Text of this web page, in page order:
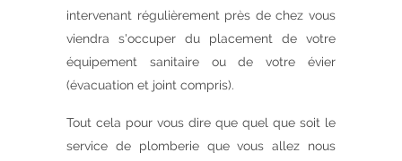
intervenant régulièrement près de chez vous
viendra s'occuper du placement de votre
équipement sanitaire ou de votre évier
(évacuation et joint compris).
Tout cela pour vous dire que quel que soit le
service de plomberie que vous allez nous